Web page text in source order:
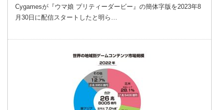
Cygamesが『ウマ娘 プリティーダービー』の簡体字版を2023年8
月30日に配信スタートしたと明ら…